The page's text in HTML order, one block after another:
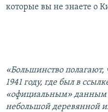
которые вы не знаете о
«Большинство полагают,
1941 году, где был в
«официальным» данным
небольшой деревянной